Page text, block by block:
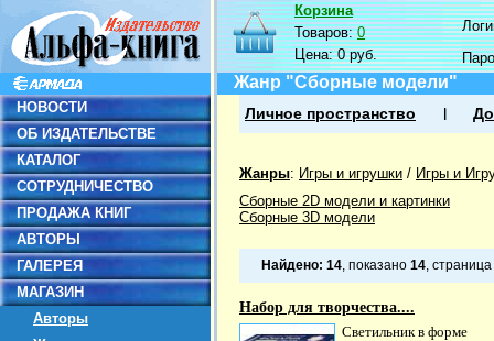
НОВОСТИ
ОБ ИЗДАТЕЛЬСТВЕ
КАТАЛОГ
СОТРУДНИЧЕСТВО
ПРОДАЖА КНИГ
АВТОРЫ
ГАЛЕРЕЯ
МАГАЗИН
Авторы
Корзина
Товаров:0
Цена:0 руб.
Жанр "Сборные модели"
Личное пространство
Жанры: Игры и игрушки / Игры и
Сборные 2D модели и картинки
Сборные 3D модели
Найдено: 14, показано 14, страница
Набор для творчества....
Светильник в форме